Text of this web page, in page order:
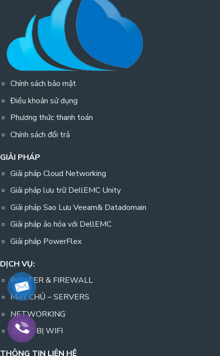
Chính sách bảo mật
Điều khoản sử dụng
Phương thức thanh toán
Chính sách đổi trả
GIẢI PHÁP
Giải pháp Cloud Networking
Giải pháp lưu trữ DellEMC Unity
Giải pháp Sao Lưu Veeam& Datadomain
Giải pháp ảo hóa với DellEMC
Giải pháp PowerFlex
DỊCH VỤ:
ROUTER & FIREWALL
MÁY CHỦ – SERVERS
NETWORKING
THIẾT BỊ WIFI
THÔNG TIN LIÊN HỆ